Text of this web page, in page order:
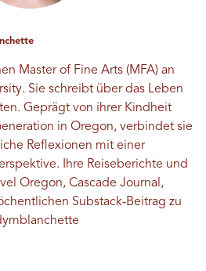
Master of Fine Arts (MFA) an
Sie schreibt über das Leben
Geprägt von ihrer Kindheit
in Oregon, verbindet sie
Reflexionen mit einer
Ihre Reiseberichte und
Oregon, Cascade Journal,
Substack-Beitrag zu